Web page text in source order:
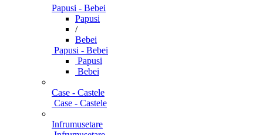
Papusi - Bebei
Papusi
/
Bebei
Papusi - Bebei
Papusi
Bebei
Case - Castele
Case - Castele
Infrumusetare